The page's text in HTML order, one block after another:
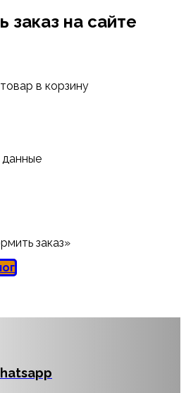
заказ на сайте
в корзину
заказ»